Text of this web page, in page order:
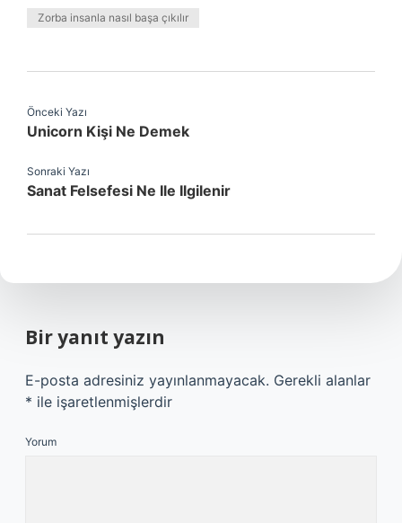
Zorba insanla nasıl başa çıkılır
Önceki Yazı
Unicorn Kişi Ne Demek
Sonraki Yazı
Sanat Felsefesi Ne Ile Ilgilenir
Bir yanıt yazın
E-posta adresiniz yayınlanmayacak. Gerekli alanlar
* ile işaretlenmişlerdir
Yorum